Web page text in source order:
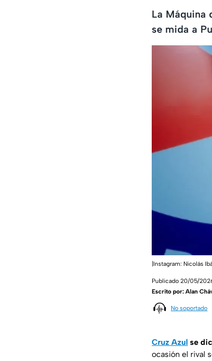
La Máquina
se mida a
|Instagram: Nicolás
Publicado 20/05/
Escrito por: Alan
No soportado
Cruz Azul se
ocasión el rival